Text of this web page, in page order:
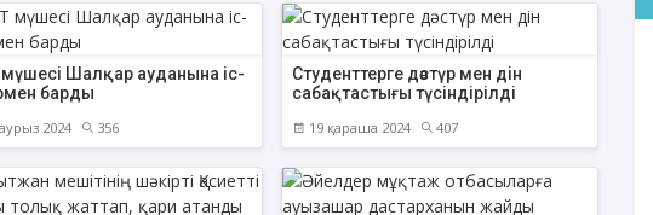
Шалқар ауданына іс-
барды
2024 356
Студенттерге дәстүр мен дін
сабақтастығы түсіндірілді
19 қараша 2024 407
АҚИДА ДӘРІСТЕРІ
Шынболат Үмбетов
""Ақтөбе қалалық орталық" мешітінің
наиб имамы
ТІКЕЛЕЙ ЭФИРДЕ
ФИҚҺ ДӘРІСТЕРІ
Нұрбол Смағұлов
""Нұр Ғасыр" облыстық мешітінің
наиб имамы
ТІКЕЛЕЙ ЭФИРДЕ